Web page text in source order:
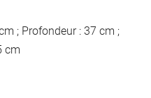
; Profondeur : 37 cm ;
cm